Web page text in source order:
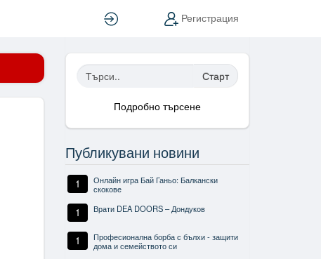
Регистрация
Старт
Подробно търсене
Публикувани новини
1
Онлайн игра Бай Ганьо: Балкански
скокове
1 Врати DEA DOORS – Дондуков
1
Професионална борба с бълхи - защити
дома и семейството си